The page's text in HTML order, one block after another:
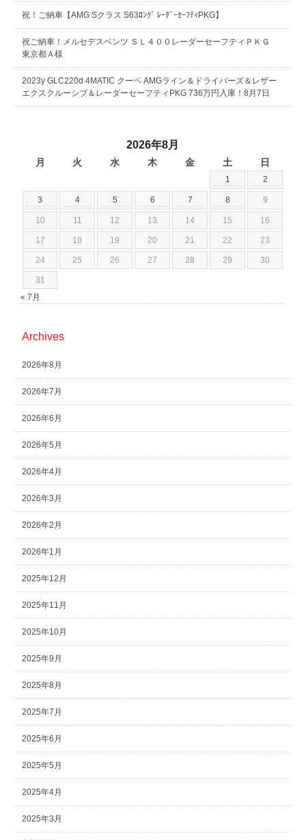
祝！ご納車【AMG Sクラス S63ﾛﾝｸﾞ ﾚｰﾀﾞｰｾｰﾌﾃｨPKG】
祝ご納車！メルセデスベンツ ＳＬ４００レーダーセーフティＰＫＧ
東京都Ａ様
2023y GLC220d 4MATIC クーペ AMGライン＆ドライバーズ＆レザー
エクスクルーシブ＆レーダーセーフティPKG 736万円入庫！8月7日
2026年8月
月 火 水 木 金 土 日
1 2
3 4 5 6 7 8 9
10 11 12 13 14 15 16
17 18 19 20 21 22 23
24 25 26 27 28 29 30
31
« 7月
Archives
2026年8月
2026年7月
2026年6月
2026年5月
2026年4月
2026年3月
2026年2月
2026年1月
2025年12月
2025年11月
2025年10月
2025年9月
2025年8月
2025年7月
2025年6月
2025年5月
2025年4月
2025年3月